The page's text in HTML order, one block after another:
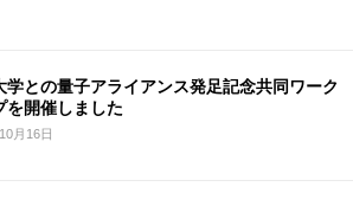
学との量子アライアンス発足記念共同ワーク
を開催しました
月16日